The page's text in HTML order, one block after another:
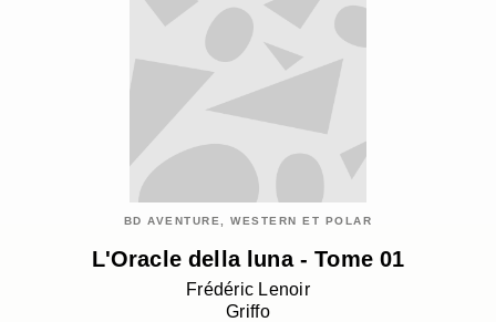
BD AVENTURE, WESTERN ET POLAR
L'Oracle della luna - Tome 01
Frédéric Lenoir
Griffo